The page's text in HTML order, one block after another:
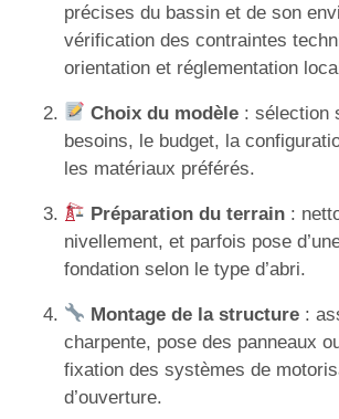
précises du bassin et de son
vérification des contraintes
orientation et réglementation
Choix du modèle : sélection
besoins, le budget, la
les matériaux préférés.
Préparation du terrain :
nivellement, et parfois pose
fondation selon le type d’abri.
Montage de la structure :
charpente, pose des panneaux
fixation des systèmes de
d’ouverture.